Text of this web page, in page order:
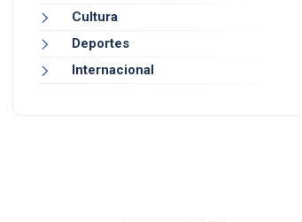
Cultura
Deportes
Internacional